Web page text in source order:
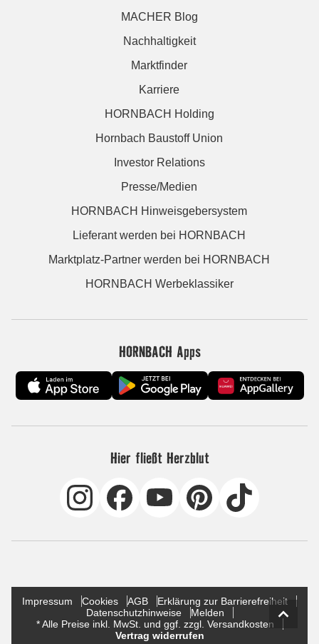
MACHER Blog
Nachhaltigkeit
Marktfinder
Karriere
HORNBACH Holding
Hornbach Baustoff Union
Investor Relations
Presse/Medien
HORNBACH Hinweisgebersystem
Lieferant werden bei HORNBACH
Marktplatz-Partner werden bei HORNBACH
HORNBACH Werbeklassiker
HORNBACH Apps
Hier fließt Herzblut
Impressum Cookies AGB
Erklärung zur Barrierefreiheit
Datenschutzhinweise
Melden
* Alle Preise inkl. MwSt. und ggf. zzgl. Versandkosten
Vertrag widerrufen